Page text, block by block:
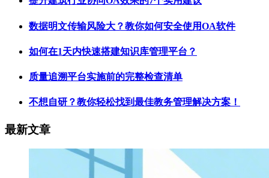
数据明文传输风险大？教你如何安全使用OA软件
如何在1天内快速搭建知识库管理平台？
质量追溯平台实施前的完整检查清单
不想自研？教你轻松找到最佳教务管理解决方案！
最新文章